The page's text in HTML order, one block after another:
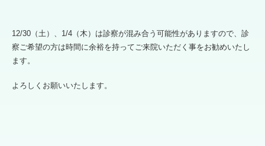
12/30（土）、1/4（木）は診察が混み合う可能性がありますので、診
察ご希望の方は時間に余裕を持ってご来院いただく事をお勧めいたし
ます。
よろしくお願いいたします。